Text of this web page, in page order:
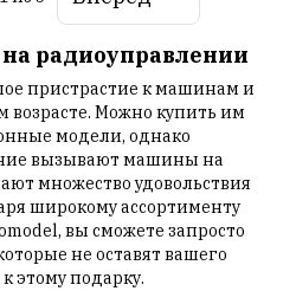
радиоуправлении
пристрастие к машинам и
возрасте. Можно купить им
модели, однако
вызывают машины на
множество удовольствия
широкому ассортименту
вы сможете запросто
не оставят вашего
этому подарку.